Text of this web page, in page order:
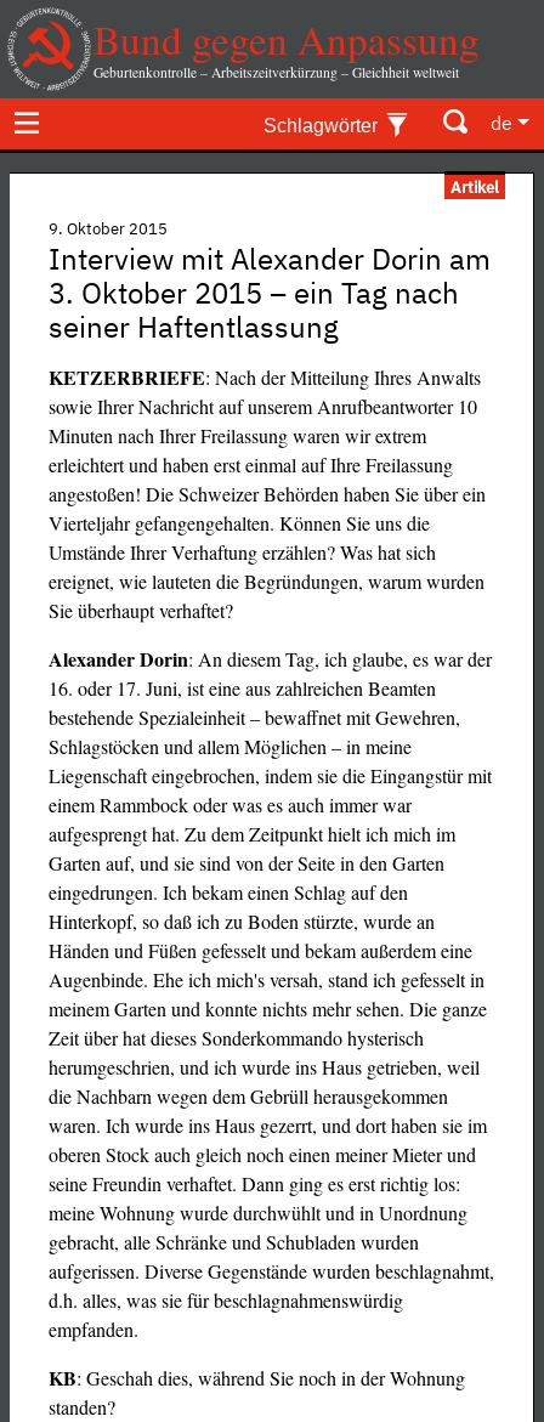
Bund gegen Anpassung
Geburtenkontrolle – Arbeitszeitverkürzung – Gleichheit weltweit
Schlagwörter de
Artikel
9. Oktober 2015
Interview mit Alexander Dorin am
3. Oktober 2015 – ein Tag nach
seiner Haftentlassung
KETZERBRIEFE: Nach der Mitteilung Ihres Anwalts
sowie Ihrer Nachricht auf unserem Anrufbeantworter 10
Minuten nach Ihrer Freilassung waren wir extrem
erleichtert und haben erst einmal auf Ihre Freilassung
angestoßen! Die Schweizer Behörden haben Sie über ein
Vierteljahr gefangengehalten. Können Sie uns die
Umstände Ihrer Verhaftung erzählen? Was hat sich
ereignet, wie lauteten die Begründungen, warum wurden
Sie überhaupt verhaftet?
Alexander Dorin: An diesem Tag, ich glaube, es war der
16. oder 17. Juni, ist eine aus zahlreichen Beamten
bestehende Spezialeinheit – bewaffnet mit Gewehren,
Schlagstöcken und allem Möglichen – in meine
Liegenschaft eingebrochen, indem sie die Eingangstür mit
einem Rammbock oder was es auch immer war
aufgesprengt hat. Zu dem Zeitpunkt hielt ich mich im
Garten auf, und sie sind von der Seite in den Garten
eingedrungen. Ich bekam einen Schlag auf den
Hinterkopf, so daß ich zu Boden stürzte, wurde an
Händen und Füßen gefesselt und bekam außerdem eine
Augenbinde. Ehe ich mich's versah, stand ich gefesselt in
meinem Garten und konnte nichts mehr sehen. Die ganze
Zeit über hat dieses Sonderkommando hysterisch
herumgeschrien, und ich wurde ins Haus getrieben, weil
die Nachbarn wegen dem Gebrüll herausgekommen
waren. Ich wurde ins Haus gezerrt, und dort haben sie im
oberen Stock auch gleich noch einen meiner Mieter und
seine Freundin verhaftet. Dann ging es erst richtig los:
meine Wohnung wurde durchwühlt und in Unordnung
gebracht, alle Schränke und Schubladen wurden
aufgerissen. Diverse Gegenstände wurden beschlagnahmt,
d.h. alles, was sie für beschlagnahmenswürdig
empfanden.
KB: Geschah dies, während Sie noch in der Wohnung
standen?